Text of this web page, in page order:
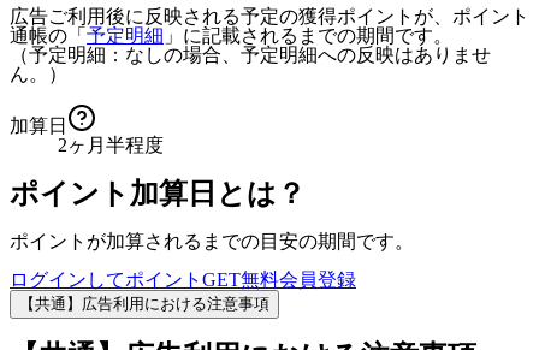
広告ご利用後に反映される予定の獲得ポイントが、ポイント
通帳の「 予定明細 」に記載されるまでの期間です。
（予定明細：なしの場合、予定明細への反映はありませ
ん。）
加算日
2ヶ月半程度
ポイント加算日とは？
ポイントが加算されるまでの目安の期間です。
ログインしてポイントGET無料会員登録
【共通】広告利用における注意事項